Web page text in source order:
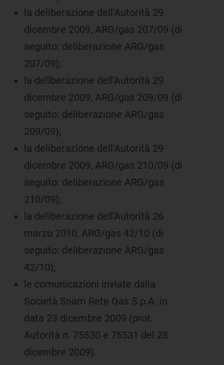
la deliberazione dell'Autorità 29
dicembre 2009, ARG/gas 207/09 (di
seguito: deliberazione ARG/gas
207/09);
la deliberazione dell'Autorità 29
dicembre 2009, ARG/gas 209/09 (di
seguito: deliberazione ARG/gas
209/09);
la deliberazione dell'Autorità 29
dicembre 2009, ARG/gas 210/09 (di
seguito: deliberazione ARG/gas
210/09);
la deliberazione dell'Autorità 26
marzo 2010, ARG/gas 42/10 (di
seguito: deliberazione ARG/gas
42/10);
le comunicazioni inviate dalla
Società Snam Rete Gas S.p.A. in
data 23 dicembre 2009 (prot.
Autorità n. 75530 e 75531 del 28
dicembre 2009).